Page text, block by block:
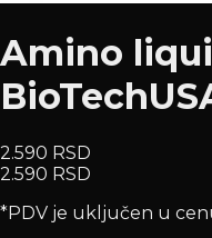
Amino
2.590 RSD
2.590 RSD
*PDV je uključen u